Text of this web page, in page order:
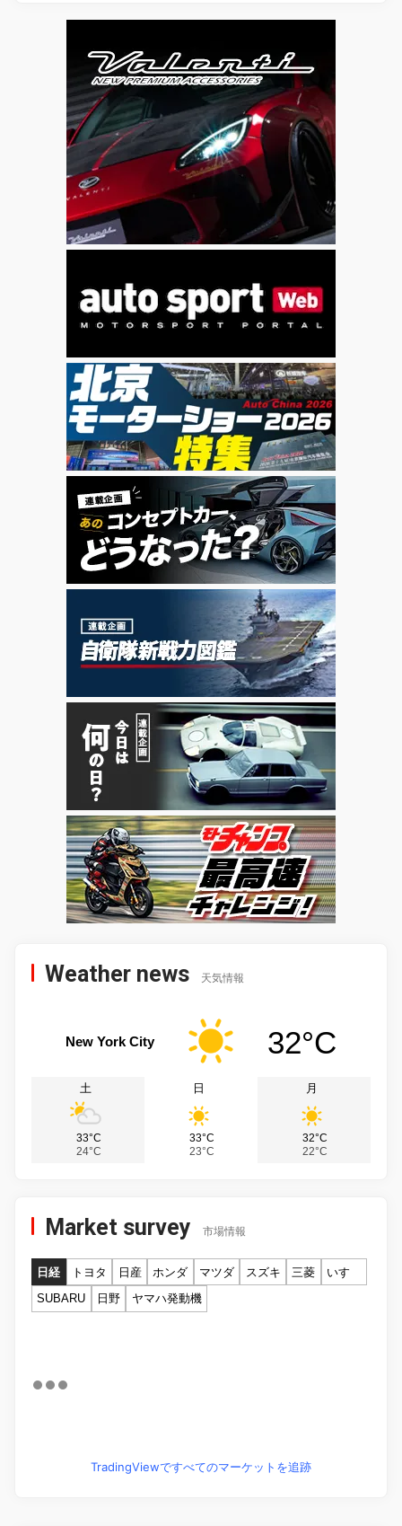
Weather news 天気情報
New York City 32°C
土
33°C
24°C
日
33°C
23°C
月
32°C
22°C
Market survey 市場情報
日経 トヨタ 日産 ホンダ マツダ スズキ 三菱
いすゞ
SUBARU
日野 ヤマハ発動機
TradingViewですべてのマーケットを追跡